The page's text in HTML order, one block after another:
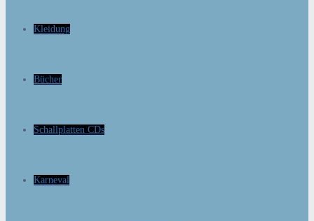
Kleidung
Bücher
Schallplatten CDs
Karneval